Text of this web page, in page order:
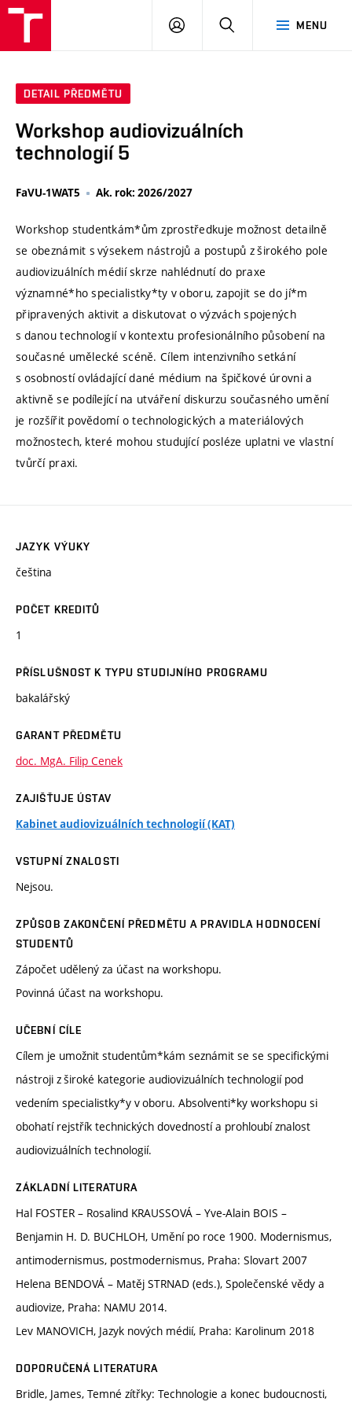
MENU
PŘIHLÁSIT
DETAIL PŘEDMĚTU
Workshop audiovizuálních
technologií 5
FaVU-1WAT5 Ak. rok: 2026/2027
Workshop studentkám*ům zprostředkuje možnost detailně
se obeznámit s výsekem nástrojů a postupů z širokého pole
audiovizuálních médií skrze nahlédnutí do praxe
významné*ho specialistky*ty v oboru, zapojit se do jí*m
připravených aktivit a diskutovat o výzvách spojených
s danou technologií v kontextu profesionálního působení na
současné umělecké scéně. Cílem intenzivního setkání
s osobností ovládající dané médium na špičkové úrovni a
aktivně se podílející na utváření diskurzu současného umění
je rozšířit povědomí o technologických a materiálových
možnostech, které mohou studující posléze uplatni ve vlastní
tvůrčí praxi.
JAZYK VÝUKY
čeština
POČET KREDITŮ
1
PŘÍSLUŠNOST K TYPU STUDIJNÍHO PROGRAMU
bakalářský
GARANT PŘEDMĚTU
doc. MgA. Filip Cenek
ZAJIŠŤUJE ÚSTAV
Kabinet audiovizuálních technologií (KAT)
VSTUPNÍ ZNALOSTI
Nejsou.
ZPŮSOB ZAKONČENÍ PŘEDMĚTU A PRAVIDLA HODNOCENÍ
STUDENTŮ
Zápočet udělený za účast na workshopu.
Povinná účast na workshopu.
UČEBNÍ CÍLE
Cílem je umožnit studentům*kám seznámit se se specifickými
nástroji z široké kategorie audiovizuálních technologií pod
vedením specialistky*y v oboru. Absolventi*ky workshopu si
obohatí rejstřík technických dovedností a prohloubí znalost
audiovizuálních technologií.
ZÁKLADNÍ LITERATURA
Hal FOSTER – Rosalind KRAUSSOVÁ – Yve-Alain BOIS –
Benjamin H. D. BUCHLOH, Umění po roce 1900. Modernismus,
antimodernismus, postmodernismus, Praha: Slovart 2007
Helena BENDOVÁ – Matěj STRNAD (eds.), Společenské vědy a
audiovize, Praha: NAMU 2014.
Lev MANOVICH, Jazyk nových médií, Praha: Karolinum 2018
DOPORUČENÁ LITERATURA
Bridle, James, Temné zítřky: Technologie a konec budoucnosti,